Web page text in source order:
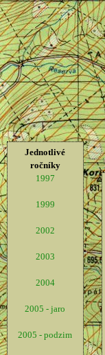
Jednotlivé
ročníky
1997
1999
2002
2003
2004
2005 - jaro
2005 - podzim